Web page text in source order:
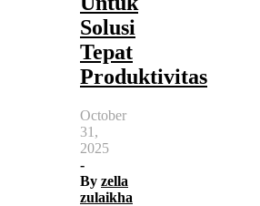
Solusi
Tepat
Produktivitas
October
31,
2025
-
By zella
zulaikha